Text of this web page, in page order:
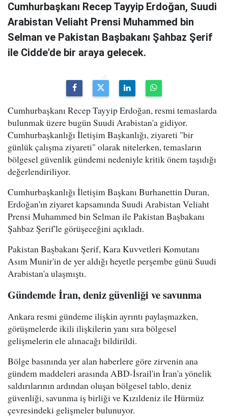
Cumhurbaşkanı Recep Tayyip Erdoğan, Suudi
Arabistan Veliaht Prensi Muhammed bin
Selman ve Pakistan Başbakanı Şahbaz Şerif
ile Cidde'de bir araya gelecek.
Cumhurbaşkanı Recep Tayyip Erdoğan, resmi temaslarda
bulunmak üzere bugün Suudi Arabistan'a gidiyor.
Cumhurbaşkanlığı İletişim Başkanlığı, ziyareti "bir
günlük çalışma ziyareti" olarak nitelerken, temasların
bölgesel güvenlik gündemi nedeniyle kritik önem taşıdığı
değerlendiriliyor.
Cumhurbaşkanlığı İletişim Başkanı Burhanettin Duran,
Erdoğan'ın ziyaret kapsamında Suudi Arabistan Veliaht
Prensi Muhammed bin Selman ile Pakistan Başbakanı
Şahbaz Şerif'le görüşeceğini açıkladı.
Pakistan Başbakanı Şerif, Kara Kuvvetleri Komutanı
Asım Munir'in de yer aldığı heyetle perşembe günü Suudi
Arabistan'a ulaşmıştı.
Gündemde İran, deniz güvenliği ve savunma
Ankara resmi gündeme ilişkin ayrıntı paylaşmazken,
görüşmelerde ikili ilişkilerin yanı sıra bölgesel
gelişmelerin ele alınacağı bildirildi.
Bölge basınında yer alan haberlere göre zirvenin ana
gündem maddeleri arasında ABD-İsrail'in İran'a yönelik
saldırılarının ardından oluşan bölgesel tablo, deniz
güvenliği, savunma iş birliği ve Kızıldeniz ile Hürmüz
çevresindeki gelişmeler bulunuyor.